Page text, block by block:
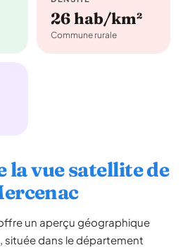
26 hab/km²
Commune rurale
la vue satellite de
un aperçu géographique
, située dans le département